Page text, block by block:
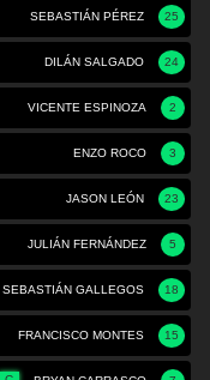
25
SEBASTIÁN PÉREZ
24
DILÁN SALGADO
2
VICENTE ESPINOZA
3
ENZO ROCO
23
JASON LEÓN
5
JULIÁN FERNÁNDEZ
18
SEBASTIÁN GALLEGOS
15
FRANCISCO MONTES